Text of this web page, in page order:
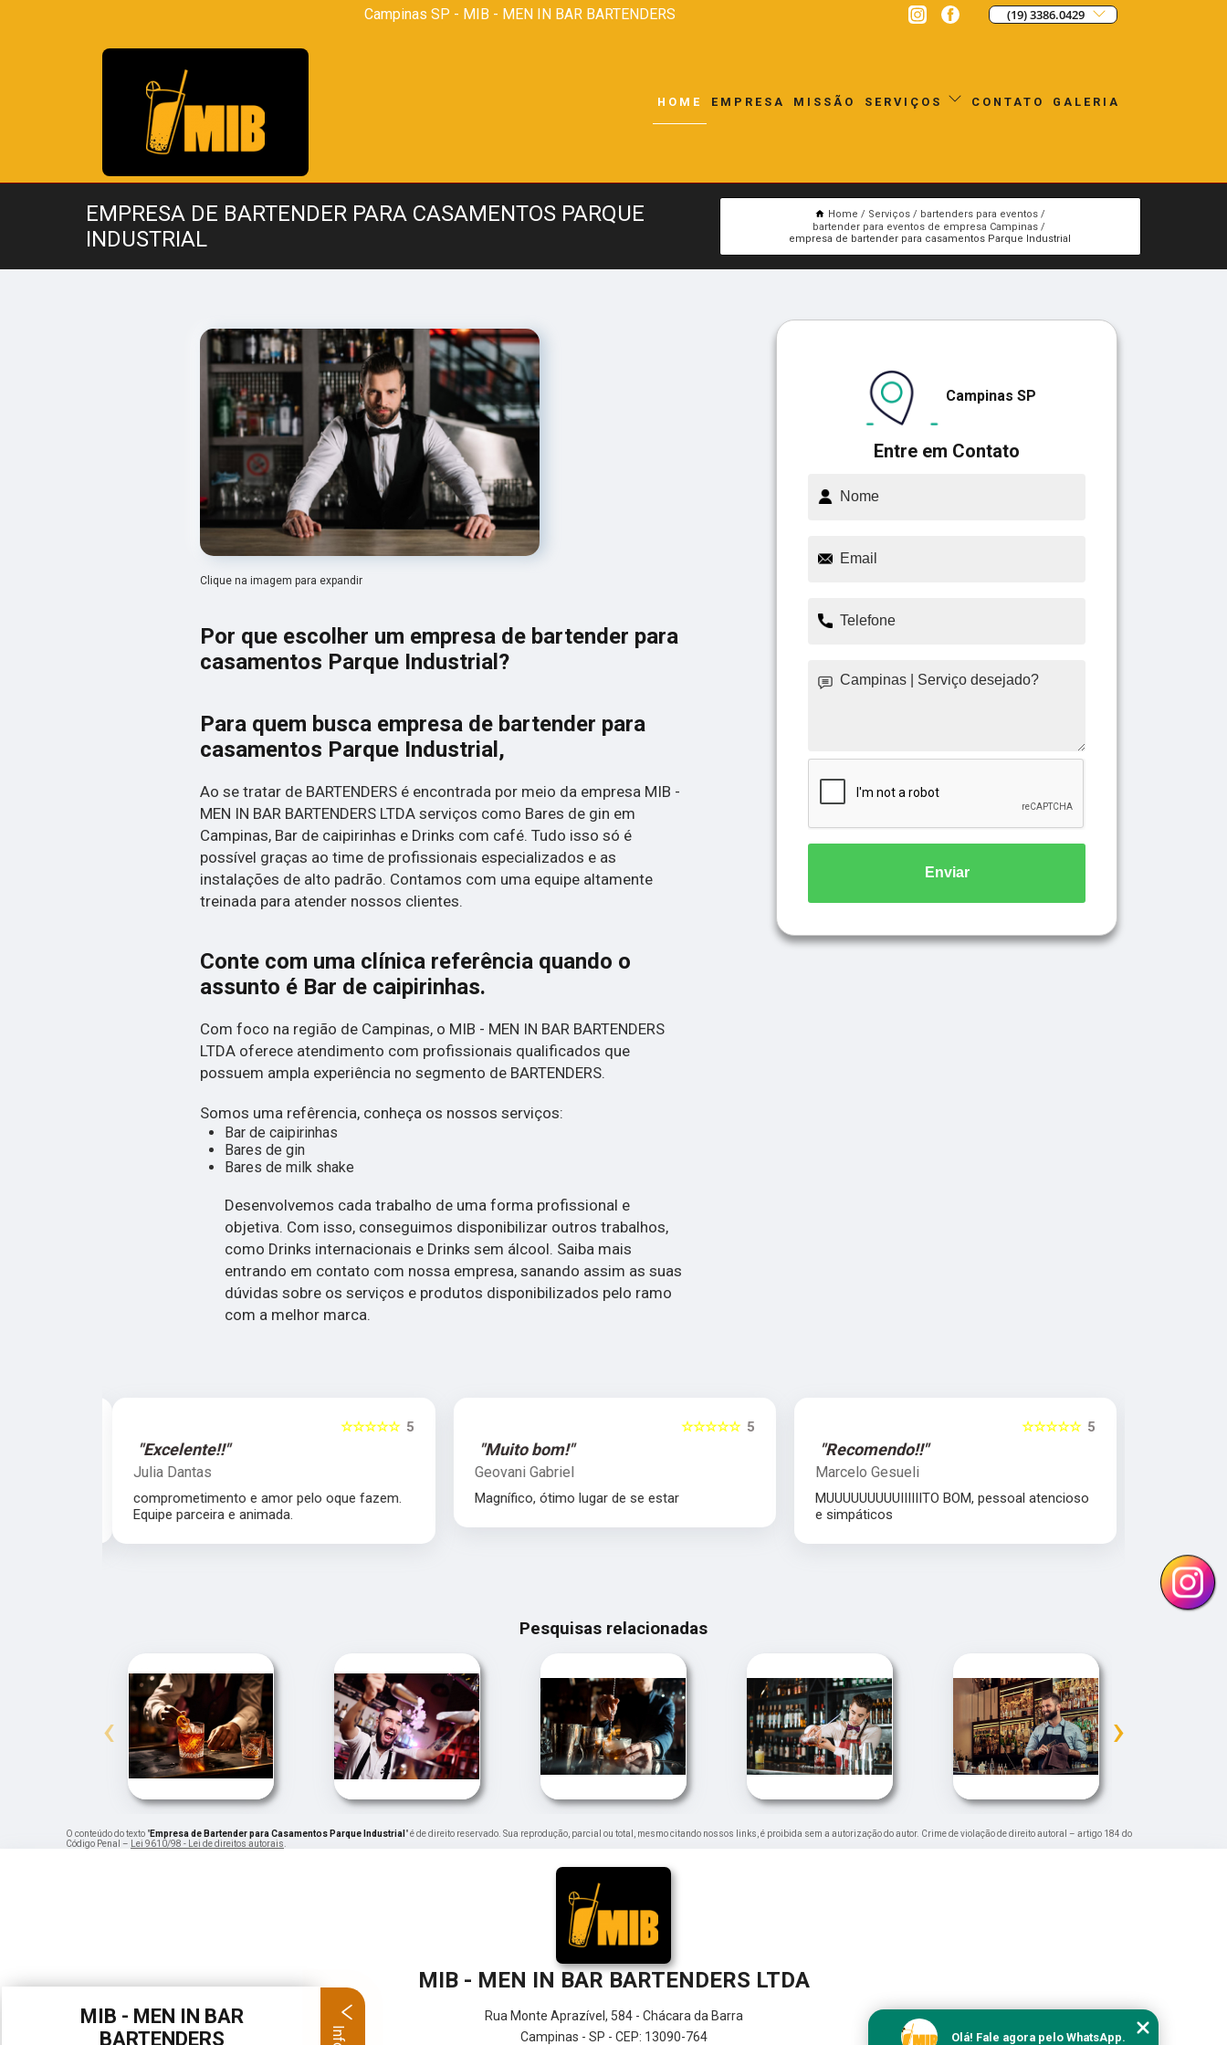
Campinas SP - MIB - MEN IN BAR BARTENDERS (19) 3386.0429
HOME EMPRESA MISSÃO SERVIÇOS CONTATO GALERIA
EMPRESA DE BARTENDER PARA CASAMENTOS PARQUE
INDUSTRIAL
Home Serviços
bartenders para eventos
bartender para eventos de empresa Campinas
empresa de bartender para casamentos Parque Industrial
Clique na imagem para expandir
Por que escolher um empresa de bartender para
casamentos Parque Industrial?
Para quem busca empresa de bartender para
casamentos Parque Industrial,
Ao se tratar de BARTENDERS é encontrada por meio da empresa MIB -
MEN IN BAR BARTENDERS LTDA serviços como Bares de gin em
Campinas, Bar de caipirinhas e Drinks com café. Tudo isso só é
possível graças ao time de profissionais especializados e as
instalações de alto padrão. Contamos com uma equipe altamente
treinada para atender nossos clientes.
Conte com uma clínica referência quando o
assunto é Bar de caipirinhas.
Com foco na região de Campinas, o MIB - MEN IN BAR BARTENDERS
LTDA oferece atendimento com profissionais qualificados que
possuem ampla experiência no segmento de BARTENDERS.
Somos uma refêrencia, conheça os nossos serviços:
Bar de caipirinhas
Bares de gin
Bares de milk shake
Desenvolvemos cada trabalho de uma forma profissional e
objetiva. Com isso, conseguimos disponibilizar outros trabalhos,
como Drinks internacionais e Drinks sem álcool. Saiba mais
entrando em contato com nossa empresa, sanando assim as suas
dúvidas sobre os serviços e produtos disponibilizados pelo ramo
com a melhor marca.
Entre em Contato
Campinas SP
Enviar
5
☆☆☆☆☆
"Excelente!!"
Julia Dantas
comprometimento e amor pelo oque fazem.
Equipe parceira e animada.
5
☆☆☆☆☆
"Muito bom!"
Geovani Gabriel
Magnífico, ótimo lugar de se estar
5
☆☆☆☆☆
"Recomendo!!"
Marcelo Gesueli
MUUUUUUUUUIIIIIITO BOM, pessoal atencioso
e simpáticos
Pesquisas relacionadas
‹ ›
O conteúdo do texto "Empresa de Bartender para Casamentos Parque Industrial " é de direito reservado. Sua reprodução, parcial ou total, mesmo citando nossos links, é proibida sem a autorização do autor. Crime de violação de direito autoral – artigo 184 do
Código Penal –
Lei 9610/98 - Lei de direitos autorais
MIB - MEN IN BAR BARTENDERS LTDA
Rua Monte Aprazível, 584 - Chácara da Barra
Campinas - SP - CEP: 13090-764
Olá! Fale agora pelo WhatsApp.
MIB - MEN IN BAR
BARTENDERS